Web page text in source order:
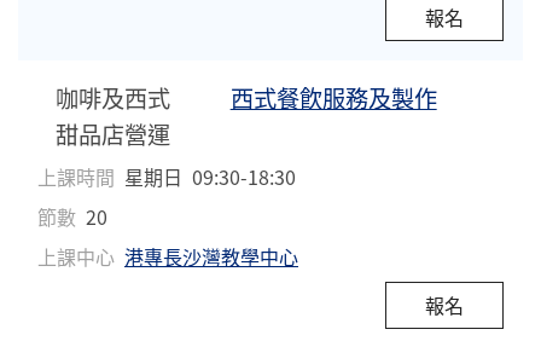
報名
咖啡及西式
甜品店營運
西式餐飮服務及製作
上課時間 星期日 09:30-18:30
節數 20
上課中心 港專長沙灣教學中心
報名